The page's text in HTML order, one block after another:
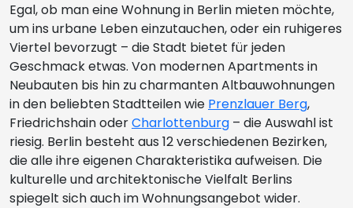
Egal, ob man eine Wohnung in Berlin mieten möchte,
um ins urbane Leben einzutauchen, oder ein ruhigeres
Viertel bevorzugt – die Stadt bietet für jeden
Geschmack etwas. Von modernen Apartments in
Neubauten bis hin zu charmanten Altbauwohnungen
in den beliebten Stadtteilen wie Prenzlauer Berg,
Friedrichshain oderCharlottenburg – die Auswahl ist
riesig. Berlin besteht aus 12 verschiedenen Bezirken,
die alle ihre eigenen Charakteristika aufweisen. Die
kulturelle und architektonische Vielfalt Berlins
spiegelt sich auch im Wohnungsangebot wider.